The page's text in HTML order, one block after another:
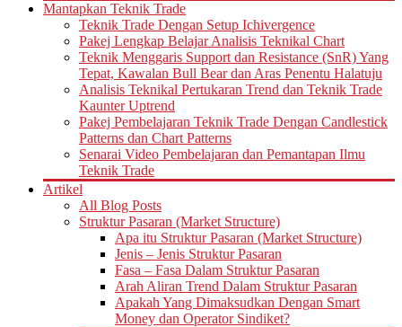
Mantapkan Teknik Trade
Teknik Trade Dengan Setup Ichivergence
Pakej Lengkap Belajar Analisis Teknikal Chart
Teknik Menggaris Support dan Resistance (SnR) Yang
Tepat, Kawalan Bull Bear dan Aras Penentu Halatuju
Analisis Teknikal Pertukaran Trend dan Teknik Trade
Kaunter Uptrend
Pakej Pembelajaran Teknik Trade Dengan Candlestick
Patterns dan Chart Patterns
Senarai Video Pembelajaran dan Pemantapan Ilmu
Teknik Trade
Artikel
All Blog Posts
Struktur Pasaran (Market Structure)
Apa itu Struktur Pasaran (Market Structure)
Jenis – Jenis Struktur Pasaran
Fasa – Fasa Dalam Struktur Pasaran
Arah Aliran Trend Dalam Struktur Pasaran
Apakah Yang Dimaksudkan Dengan Smart
Money dan Operator Sindiket?